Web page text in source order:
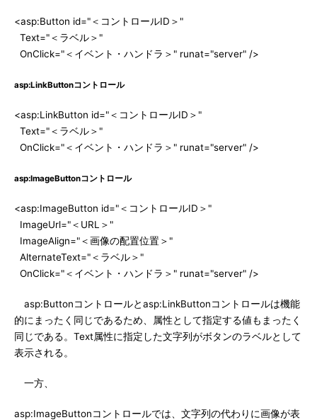
<asp:Button id="＜コントロールID＞"
Text="＜ラベル＞"
OnClick="＜イベント・ハンドラ＞" runat="server" />
asp:LinkButtonコントロール
<asp:LinkButton id="＜コントロールID＞"
Text="＜ラベル＞"
OnClick="＜イベント・ハンドラ＞" runat="server" />
asp:ImageButtonコントロール
<asp:ImageButton id="＜コントロールID＞"
ImageUrl="＜URL＞"
ImageAlign="＜画像の配置位置＞"
AlternateText="＜ラベル＞"
OnClick="＜イベント・ハンドラ＞" runat="server" />
asp:Buttonコントロールとasp:LinkButtonコントロールは機能
的にまったく同じであるため、属性として指定する値もまったく
同じである。Text属性に指定した文字列がボタンのラベルとして
表示される。
一方、
asp:ImageButtonコントロールでは、文字列の代わりに画像が表